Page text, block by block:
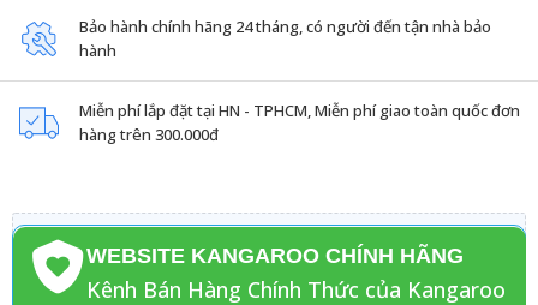
Bảo hành chính hãng 24 tháng, có người đến tận nhà bảo
hành
Miễn phí lắp đặt tại HN - TPHCM, Miễn phí giao toàn quốc đơn
hàng trên 300.000đ
WEBSITE KANGAROO CHÍNH HÃNG
Kênh Bán Hàng Chính Thức của Kangaroo